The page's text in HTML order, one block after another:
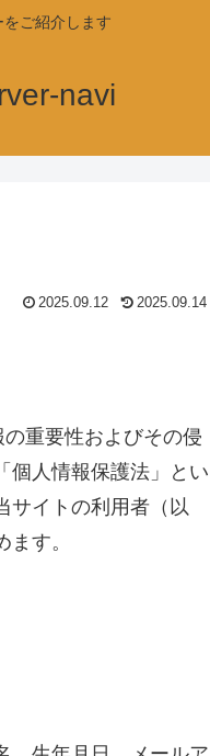
ご紹介します
navi
2025.09.12 2025.09.14
の重要性およびその侵
個人情報保護法」とい
サイトの利用者（以
す。